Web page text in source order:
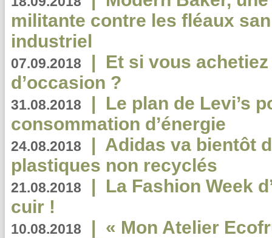
militante contre les fléaux
industriel
07.09.2018 | Et si vous
d’occasion ?
31.08.2018 | Le plan de Levi’s
consommation d’énergie
24.08.2018 | Adidas va bientôt
plastiques non recyclés
21.08.2018 | La Fashion Week
cuir !
10.08.2018 | « Mon Atelier